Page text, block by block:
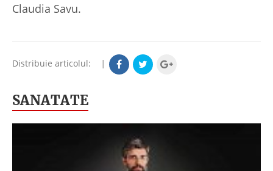
Claudia Savu.
Distribuie articolul: |
SANATATE